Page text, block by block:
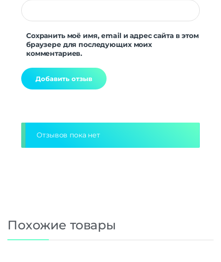
Сохранить моё имя, email и адрес сайта в этом
браузере для последующих моих
комментариев.
Отзывов пока нет
Похожие товары